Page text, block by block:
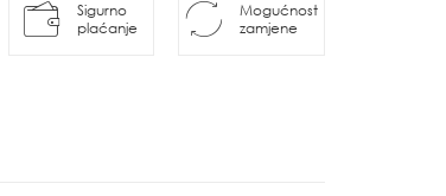
Sigurno
plaćanje
Mogućnost
zamjene